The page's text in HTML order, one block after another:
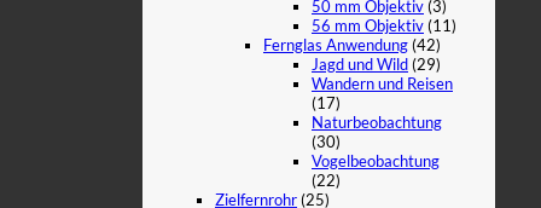
50 mm Objektiv(3)
56 mm Objektiv(11)
Fernglas Anwendung(42)
Jagd und Wild(29)
Wandern und Reisen
(17)
Naturbeobachtung
(30)
Vogelbeobachtung
(22)
Zielfernrohr(25)